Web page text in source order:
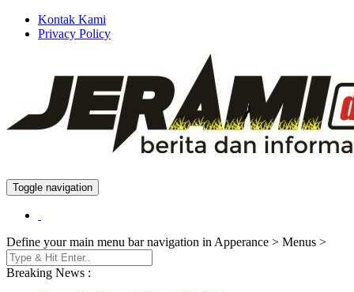
Kontak Kami
Privacy Policy
Jeramidotinfo
Berita dan Informasi Terkini
Toggle navigation
Define your main menu bar navigation in Apperance > Menus >
Breaking News :